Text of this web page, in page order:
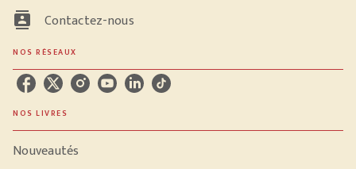
contacts Contactez-nous
NOS RÉSEAUX
NOS LIVRES
Nouveautés